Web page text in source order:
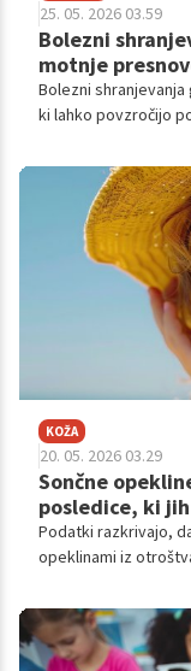
25. 05. 2026 03.59
Bolezni
motnje
Bolezni
ki lahko povzročijo
KOŽA
20. 05. 2026 03.29
Sončne
posledice, ki
Podatki razkrivajo,
opeklinami iz